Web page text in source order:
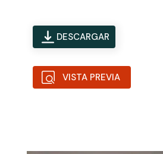
DESCARGAR
VISTA PREVIA